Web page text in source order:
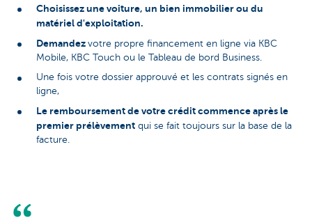
Choisissez une voiture, un bien immobilier ou du
matériel d'exploitation.
Demandez votre propre financement en ligne via KBC
Mobile, KBC Touch ou le Tableau de bord Business.
Une fois votre dossier approuvé et les contrats signés en
ligne,
Le remboursement de votre crédit commence après le
premier prélèvement qui se fait toujours sur la base de la
facture.